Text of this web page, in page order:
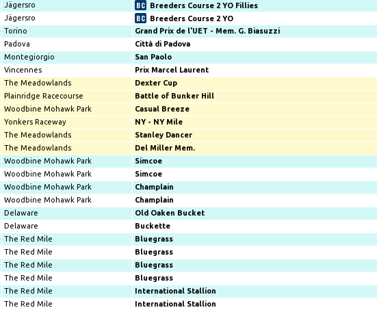
Jägersro Breeders Course 2 YO Fillies
Jägersro Breeders Course 2 YO
Torino Grand Prix de l'UET - Mem. G. Biasuzzi
Padova Città di Padova
Montegiorgio San Paolo
Vincennes Prix Marcel Laurent
The Meadowlands Dexter Cup
Plainridge Racecourse Battle of Bunker Hill
Woodbine Mohawk Park Casual Breeze
Yonkers Raceway NY - NY Mile
The Meadowlands Stanley Dancer
The Meadowlands Del Miller Mem.
Woodbine Mohawk Park Simcoe
Woodbine Mohawk Park Simcoe
Woodbine Mohawk Park Champlain
Woodbine Mohawk Park Champlain
Delaware Old Oaken Bucket
Delaware Buckette
The Red Mile Bluegrass
The Red Mile Bluegrass
The Red Mile Bluegrass
The Red Mile Bluegrass
The Red Mile International Stallion
The Red Mile International Stallion